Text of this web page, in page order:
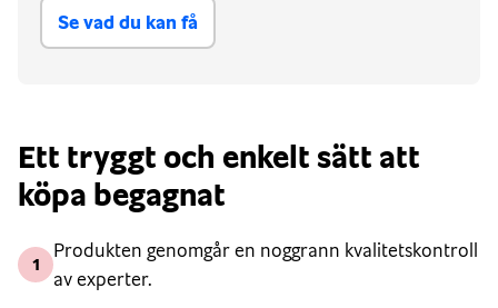
Se vad du kan få
Ett tryggt och enkelt sätt att
köpa begagnat
1
Produkten genomgår en noggrann kvalitetskontroll
av experter.